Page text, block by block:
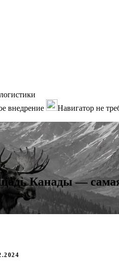
внедрение Навигатор не
Канады —